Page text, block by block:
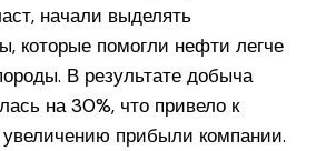
начали выделять
которые помогли нефти легче
В результате добыча
на 30%, что привело к
прибыли компании.